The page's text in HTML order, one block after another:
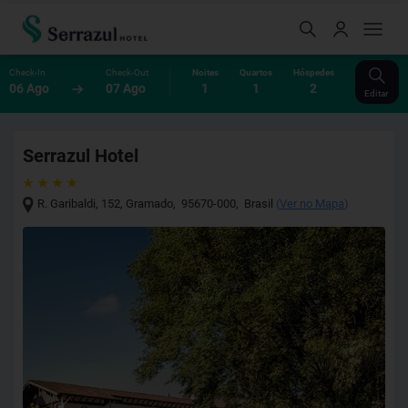
Check-In
06 Ago
Check-Out
07 Ago
Noites
1
Quartos
1
Hóspedes
2 Editar
Serrazul Hotel
R. Garibaldi, 152, Gramado, 95670-000, Brasil (Ver no Mapa)